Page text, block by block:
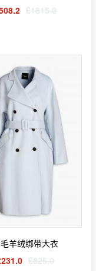
£1815.0
羊绒绑带大衣
£825.0